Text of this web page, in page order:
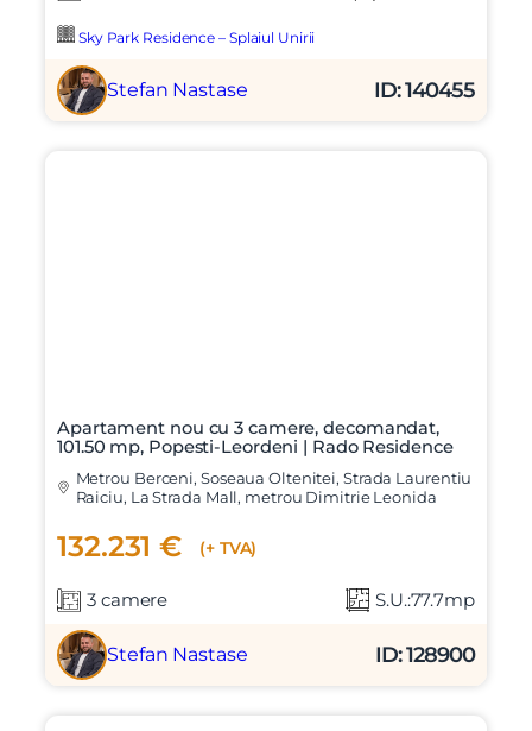
Sky Park Residence – Splaiul Unirii
Stefan Nastase ID: 140455
Apartament nou cu 3 camere, decomandat,
101.50 mp, Popesti-Leordeni | Rado Residence
Metrou Berceni, Soseaua Oltenitei, Strada Laurentiu
Raiciu, La Strada Mall, metrou Dimitrie Leonida
132.231 € (+ TVA)
3 camere S.U.:77.7mp
Stefan Nastase ID: 128900
Email
Am citit si sunt de acord cu